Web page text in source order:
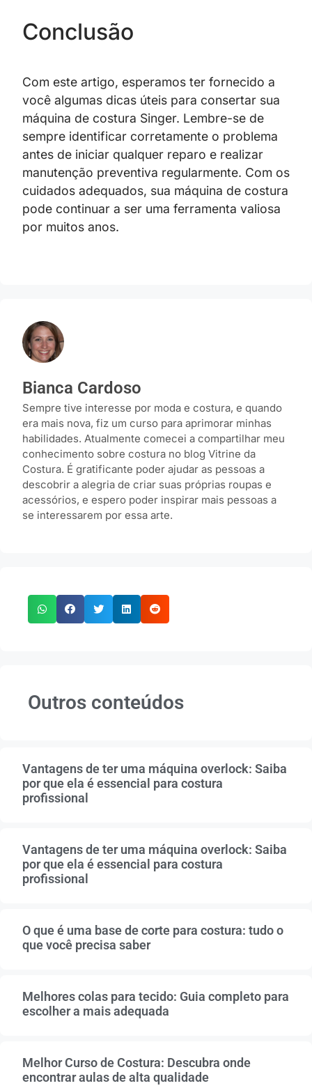
Conclusão
Com este artigo, esperamos ter fornecido a
você algumas dicas úteis para consertar sua
máquina de costura Singer. Lembre-se de
sempre identificar corretamente o problema
antes de iniciar qualquer reparo e realizar
manutenção preventiva regularmente. Com os
cuidados adequados, sua máquina de costura
pode continuar a ser uma ferramenta valiosa
por muitos anos.
Bianca Cardoso
Sempre tive interesse por moda e costura, e quando
era mais nova, fiz um curso para aprimorar minhas
habilidades. Atualmente comecei a compartilhar meu
conhecimento sobre costura no blog Vitrine da
Costura. É gratificante poder ajudar as pessoas a
descobrir a alegria de criar suas próprias roupas e
acessórios, e espero poder inspirar mais pessoas a
se interessarem por essa arte.
Outros conteúdos
Vantagens de ter uma máquina overlock: Saiba
por que ela é essencial para costura
profissional
Vantagens de ter uma máquina overlock: Saiba
por que ela é essencial para costura
profissional
O que é uma base de corte para costura: tudo o
que você precisa saber
Melhores colas para tecido: Guia completo para
escolher a mais adequada
Melhor Curso de Costura: Descubra onde
encontrar aulas de alta qualidade